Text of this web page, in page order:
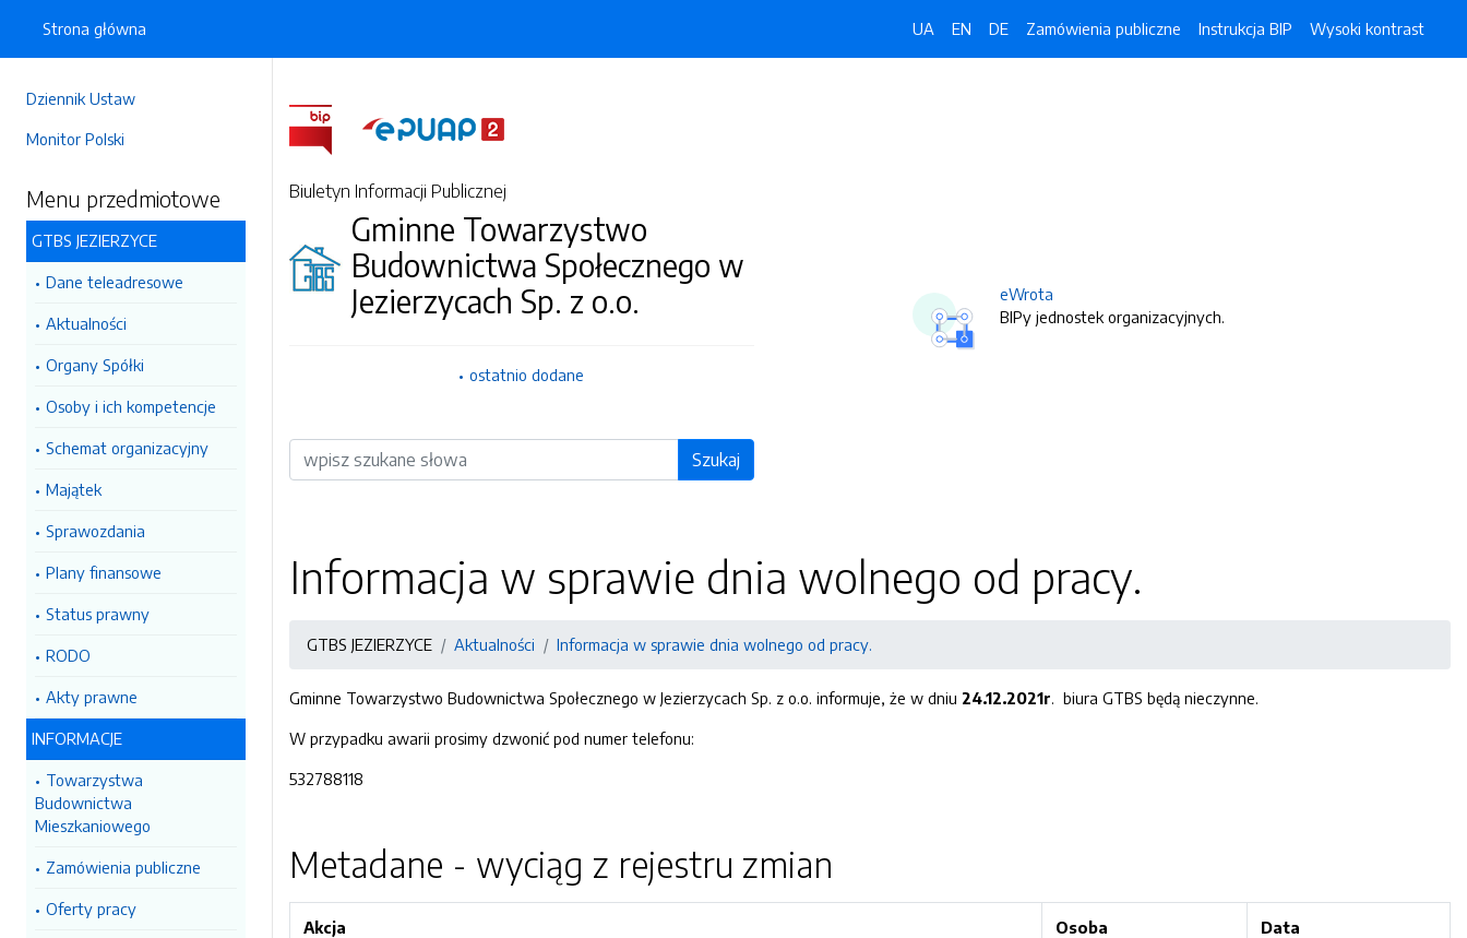
Dziennik Ustaw
Monitor Polski
Menu przedmiotowe
GTBS JEZIERZYCE
Dane teleadresowe
Aktualności
Organy Spółki
Osoby i ich kompetencje
Schemat organizacyjny
Majątek
Sprawozdania
Plany finansowe
Status prawny
RODO
Akty prawne
INFORMACJE
Towarzystwa
Budownictwa
Mieszkaniowego
Zamówienia publiczne
Oferty pracy
Strona główna UA EN DE Zamówienia publiczne Instrukcja BIP Wysoki kontrast
Biuletyn Informacji Publicznej
Gminne Towarzystwo
Budownictwa Społecznego w
Jezierzycach Sp. z o.o.
ostatnio dodane
Wyszukiwarka Szukaj
eWrota
BIPy jednostek organizacyjnych.
Informacja w sprawie dnia wolnego od pracy.
GTBS JEZIERZYCE Aktualności Informacja w sprawie dnia wolnego od pracy.
Gminne Towarzystwo Budownictwa Społecznego w Jezierzycach Sp. z o.o. informuje, że w dniu 24.12.2021r. biura GTBS będą nieczynne.
W przypadku awarii prosimy dzwonić pod numer telefonu:
532788118
Metadane - wyciąg z rejestru zmian
Akcja Osoba Data